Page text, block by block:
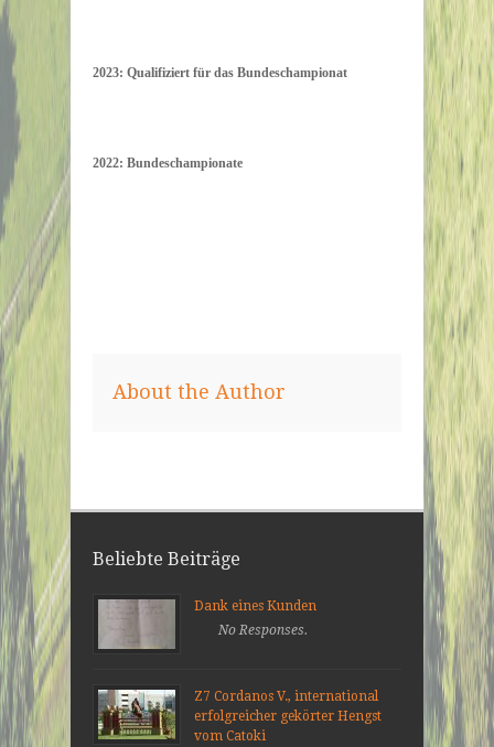
2023: Qualifiziert für das Bundeschampionat
2022: Bundeschampionate
About the Author
Beliebte Beiträge
Dank eines Kunden
No Responses.
Z7 Cordanos V., international
erfolgreicher gekörter Hengst
vom Catoki